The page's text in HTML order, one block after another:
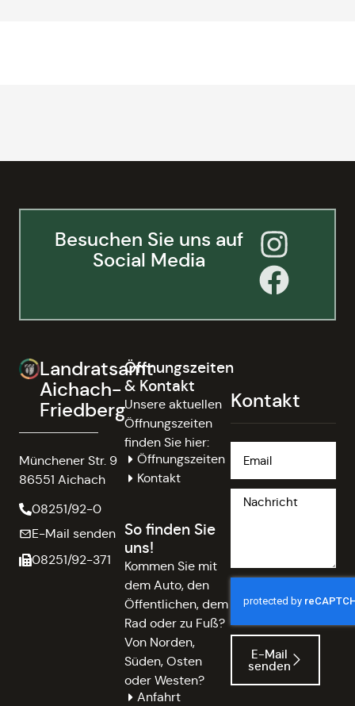
Besuchen Sie uns auf
Social Media
Landratsamt
Aichach-
Friedberg
Münchener Str. 9
86551 Aichach
08251/92-0
E-Mail senden
08251/92-371
Öffnungszeiten
& Kontakt
Unsere aktuellen
Öffnungszeiten
finden Sie hier:
Öffnungszeiten
Kontakt
So finden Sie
uns!
Kommen Sie mit
dem Auto, den
Öffentlichen, dem
Rad oder zu Fuß?
Von Norden,
Süden, Osten
oder Westen?
Anfahrt
Kontakt
E-Mail
senden